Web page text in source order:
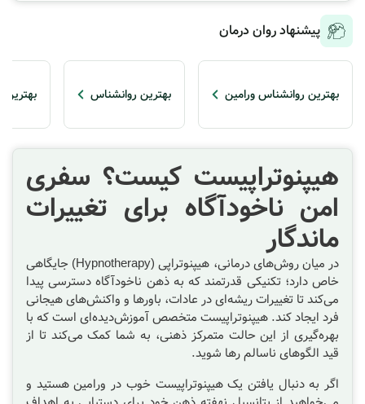
پیشنهاد روان درمان
بهترین روانشناس ورامین بهترین روانشناس بهترین
هیپنوتراپیست کیست؟ سفری
امن ناخودآگاه برای تغییرات
ماندگار
در میان روش‌های درمانی، هیپنوتراپی (Hypnotherapy) جایگاهی
خاص دارد؛ تکنیکی قدرتمند که به ذهن ناخودآگاه دسترسی پیدا
می‌کند تا تغییرات ریشه‌ای در عادات، باورها و واکنش‌های هیجانی
فرد ایجاد کند. هیپنوتراپیست متخصص آموزش‌دیده‌ای است که با
بهره‌گیری از این حالت متمرکز ذهنی، به شما کمک می‌کند تا از
قید الگوهای ناسالم رها شوید.
اگر به دنبال یافتن یکهیپنوتراپیست خوب در ورامینهستید و